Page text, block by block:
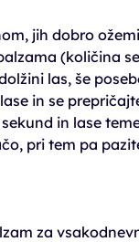
jih dobro
(količina
las, še
in se
in lase
pri tem pa
za